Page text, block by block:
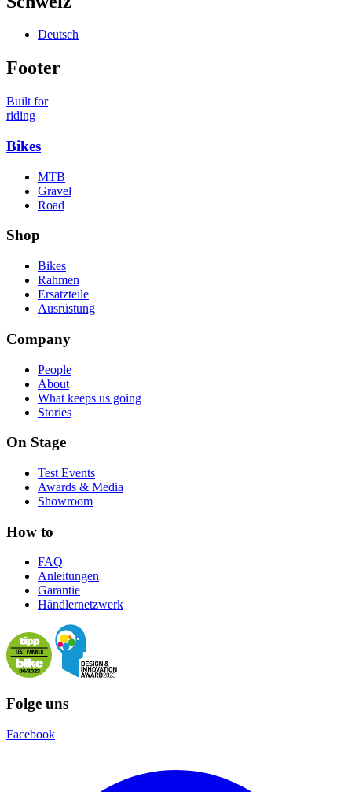
Deutsch
Footer
Built for
riding
Bikes
MTB
Gravel
Road
Shop
Bikes
Rahmen
Ersatzteile
Ausrüstung
Company
People
About
What keeps us going
Stories
On Stage
Test Events
Awards & Media
Showroom
How to
FAQ
Anleitungen
Garantie
Händlernetzwerk
Folge uns
Facebook